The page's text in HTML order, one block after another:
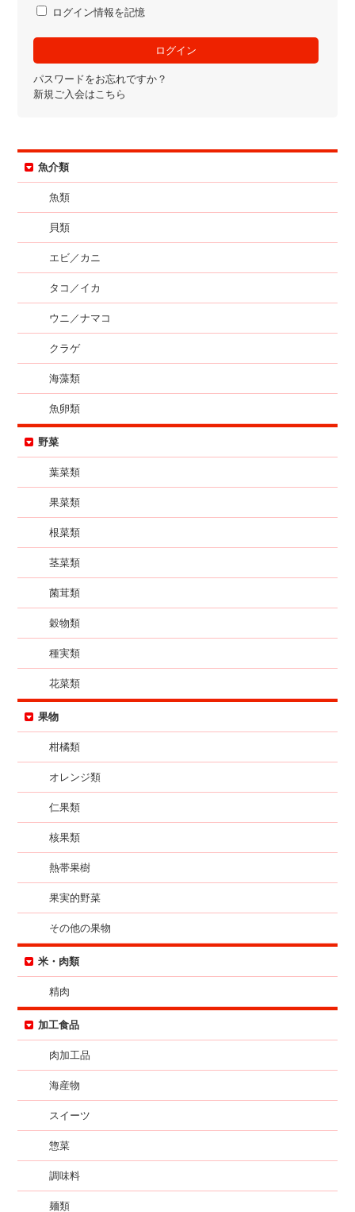
ログイン情報を記憶
パスワードをお忘れですか？
新規ご入会はこちら
魚介類
魚類
貝類
エビ／カニ
タコ／イカ
ウニ／ナマコ
クラゲ
海藻類
魚卵類
野菜
葉菜類
果菜類
根菜類
茎菜類
菌茸類
穀物類
種実類
花菜類
果物
柑橘類
オレンジ類
仁果類
核果類
熱帯果樹
果実的野菜
その他の果物
米・肉類
精肉
加工食品
肉加工品
海産物
スイーツ
惣菜
調味料
麺類